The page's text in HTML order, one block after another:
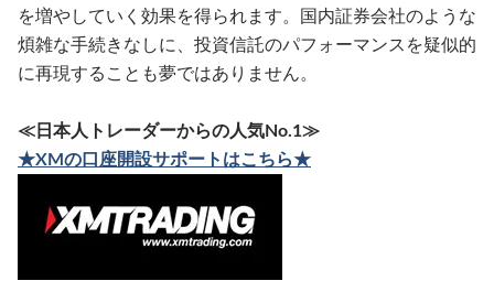
を増やしていく効果を得られます。国内証券会社のような
煩雑な手続きなしに、投資信託のパフォーマンスを疑似的
に再現することも夢ではありません。
≪日本人トレーダーからの人気No.1≫
★XMの口座開設サポートはこちら★